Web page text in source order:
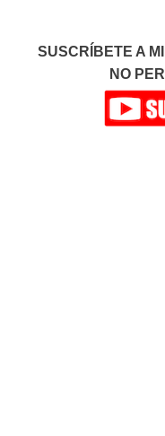
SUSCRÍBETE A
NO